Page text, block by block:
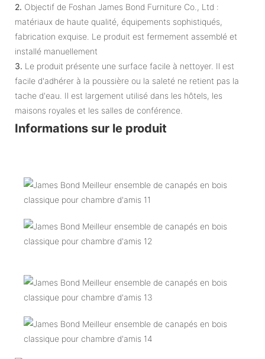
2. Objectif de Foshan James Bond Furniture Co., Ltd :
matériaux de haute qualité, équipements sophistiqués,
fabrication exquise. Le produit est fermement assemblé et
installé manuellement
3. Le produit présente une surface facile à nettoyer. Il est
facile d'adhérer à la poussière ou la saleté ne retient pas la
tache d'eau. Il est largement utilisé dans les hôtels, les
maisons royales et les salles de conférence.
Informations sur le produit